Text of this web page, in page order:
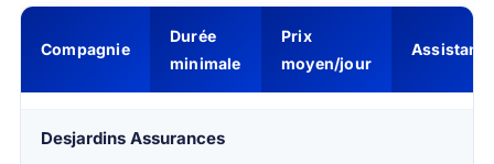
Compagnie
Durée
minimale
Prix
moyen/jour
Desjardins Assurances